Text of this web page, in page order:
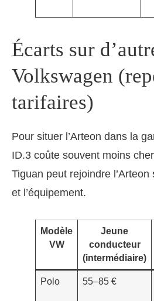
Écarts sur
Volkswagen
tarifaires)
Pour situer l’Arteon dans la
ID.3 coûte souvent moins
Tiguan peut rejoindre
et l’équipement.
Modèle
VW
Jeune
conducteur
(intermédiaire)
Polo 55–85 €